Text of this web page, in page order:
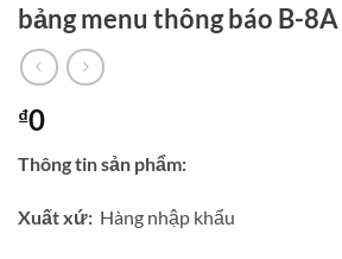
bảng menu thông báo B-8A
₫0
Thông tin sản phẩm:
Xuất xứ: Hàng nhập khẩu